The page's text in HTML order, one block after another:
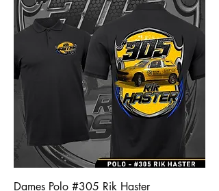
Dames Polo #305 Rik Haster